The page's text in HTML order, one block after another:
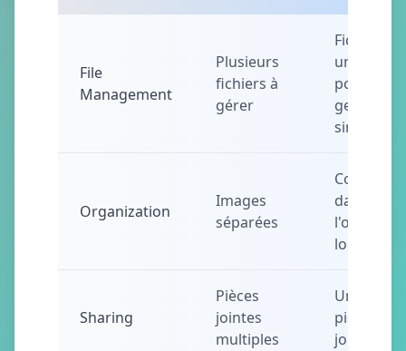
File
Management
Plusieurs
fichiers à
gérer
Fichier
unique
pour une
gestion
simplifiée
Organization
Images
séparées
Contenu
dans
l'ordre
logique
Sharing
Pièces
jointes
multiples
Une seule
pièce
jointe PDF